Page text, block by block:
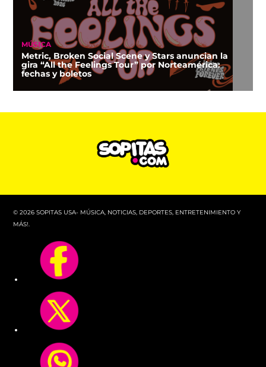
MÚSICA
Metric, Broken Social Scene y Stars anuncian la
gira “All the Feelings Tour” por Norteamérica:
fechas y boletos
© 2026 SOPITAS USA- MÚSICA, NOTICIAS, DEPORTES, ENTRETENIMIENTO Y
MÁS!.